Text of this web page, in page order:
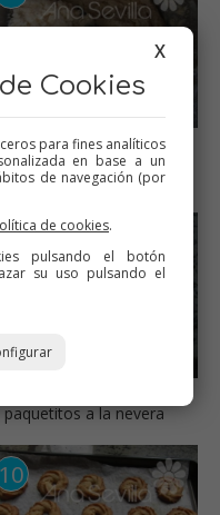
Masa ya hecha, meter en
una manga o llevar a la
nevera
paquetitos a la nevera
X
Cookies
para fines analíticos
en base a un
de navegación (por
de cookies.
pulsando el botón
su uso pulsando el